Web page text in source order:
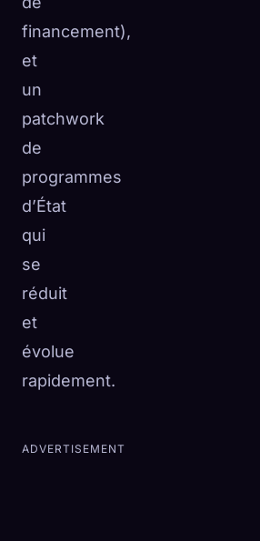
financement),
et
un
patchwork
de
programmes
d’État
qui
se
réduit
et
évolue
rapidement.
ADVERTISEMENT